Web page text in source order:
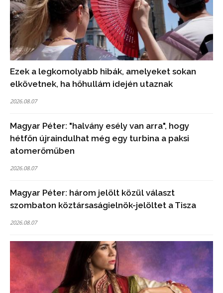
Ezek a legkomolyabb hibák, amelyeket sokan
elkövetnek, ha hőhullám idején utaznak
2026.08.07
Magyar Péter: "halvány esély van arra", hogy
hétfőn újraindulhat még egy turbina a paksi
atomerőműben
2026.08.07
Magyar Péter: három jelölt közül választ
szombaton köztársaságielnök-jelöltet a Tisza
2026.08.07